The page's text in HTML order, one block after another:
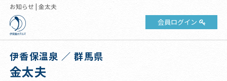
お知らせ | 金太夫
会員ログイン
伊香保温泉 ／ 群馬県
金太夫